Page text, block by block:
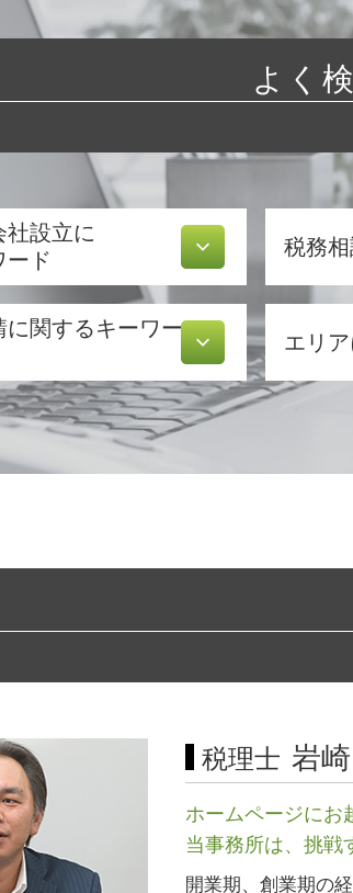
よく
社設立に
ード
書
メリット
金
税務
確定
税務
税務
税務
税務
税務
青色
青色
に関するキーワー
可証
業種
者 資格
免許
れ
エリ
経営
起業
営業
許認
税務
起業
経営
経営
起業
経営
会社
税理士 岩
ホームページにお
当事務所は、挑戦
開業期、創業期の